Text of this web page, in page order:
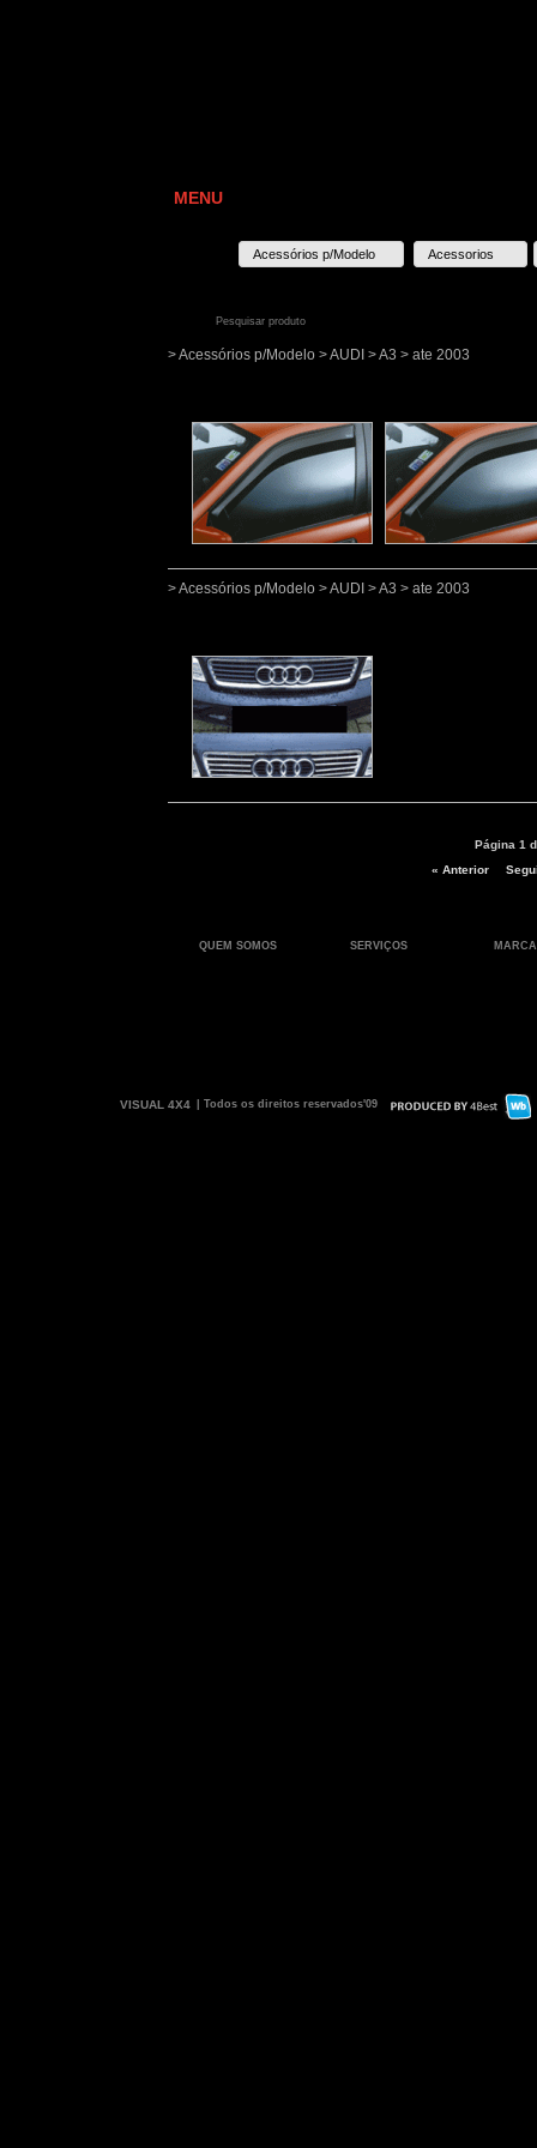
MENU
Acessórios p/Modelo Acessorios
> Acessórios p/Modelo > AUDI > A3 > ate 2003
> Acessórios p/Modelo > AUDI > A3 > ate 2003
Página 1
« Anterior
QUEM SOMOS SERVIÇOS
VISUAL 4X4 | Todos os direitos reservados'09